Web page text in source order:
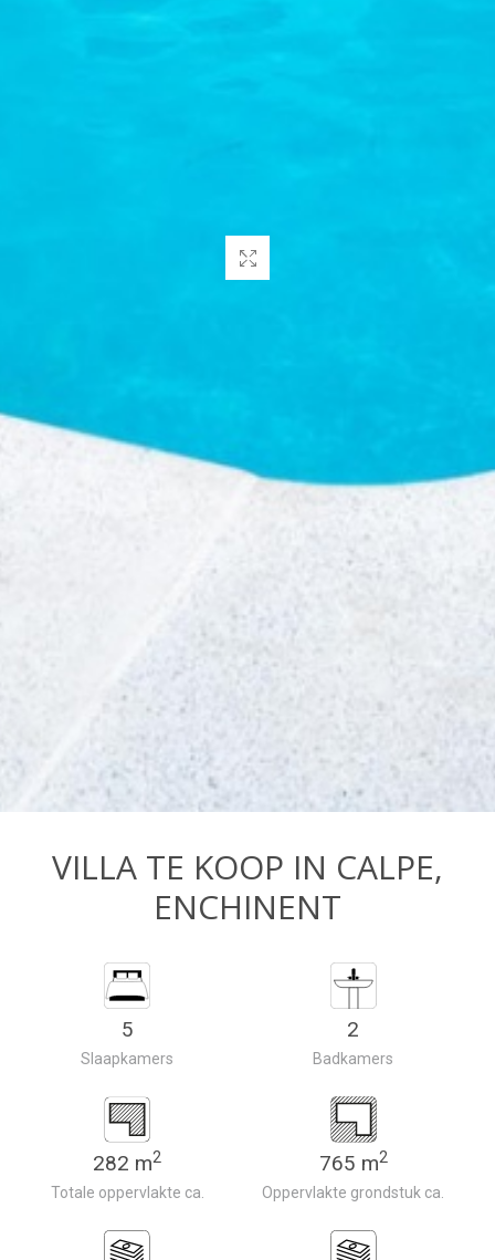
VILLA TE KOOP IN CALPE,
ENCHINENT
5
Slaapkamers
2
Badkamers
282 m2
Totale oppervlakte ca.
765 m2
Oppervlakte grondstuk ca.